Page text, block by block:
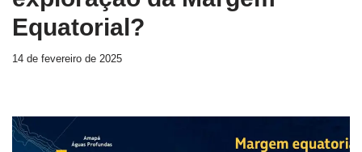
Equatorial?
14 de fevereiro de 2025